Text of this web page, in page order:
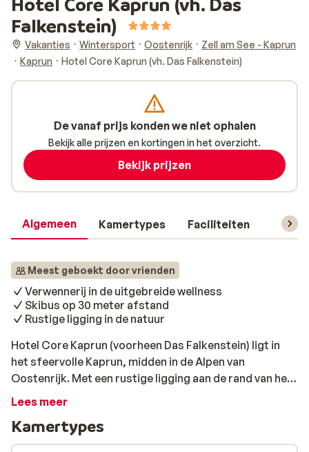
Falkenstein)
Vakanties Wintersport Oostenrijk
Zell am See - Kaprun
Kaprun
Hotel Core Kaprun (vh. Das Falkenstein)
Algemeen Kamertypes Faciliteiten
Meest geboekt door vrienden
Verwennerij in de uitgebreide wellness
Skibus op 30 meter afstand
Rustige ligging in de natuur
Hotel Core Kaprun (voorheen Das Falkenstein) ligt in
het sfeervolle Kaprun, midden in de Alpen van
Oostenrijk. Met een rustige ligging aan de rand van het
dorp en uitzicht op de bergen is dit een plek om écht op
afstand en brengt je moeiteloos naar de liften van het
uitgestrekte skigebied Zell am See–Kaprun. Dit
Lees meer
Kamertypes
De vanaf prijs konden we niet ophalen
Bekijk alle prijzen en kortingen in het overzicht.
Bekijk prijzen